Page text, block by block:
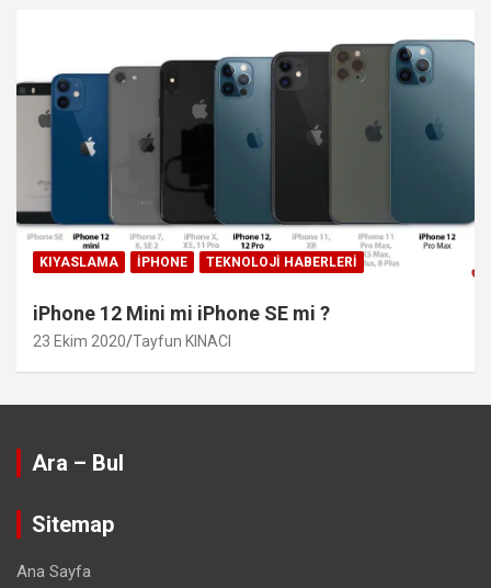
KIYASLAMA IPHONE TEKNOLOJI HABERLERI
iPhone 12 Mini mi iPhone SE mi ?
23 Ekim 2020 Tayfun KINACI
Ara – Bul
Sitemap
Ana Sayfa